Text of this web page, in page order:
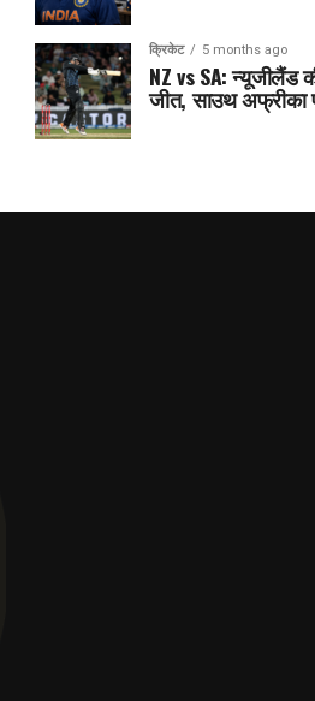
क्रिकेट 5 months ago
NZ vs SA: न्यूजीलैंड
जीत, साउथ अफ्रीका